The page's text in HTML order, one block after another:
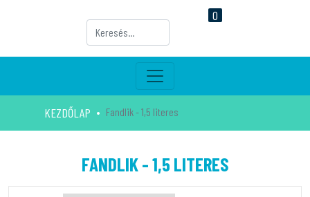
0
KEZDŐLAP Fandlik - 1,5 literes
FANDLIK - 1,5 LITERES